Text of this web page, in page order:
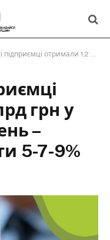
1,2 млрд грн у кредит за тиждень – Доступні кредити 5-7-9%
грн у
–
5-7-9%